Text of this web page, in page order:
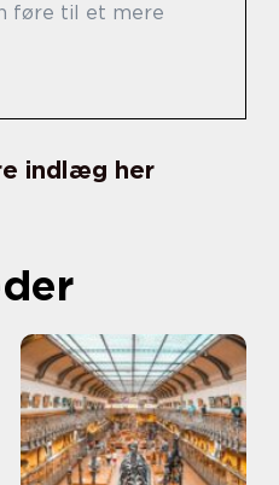
føre til et mere
indlæg her